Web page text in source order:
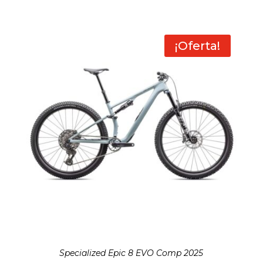
¡Oferta!
Specialized Epic 8 EVO Comp 2025